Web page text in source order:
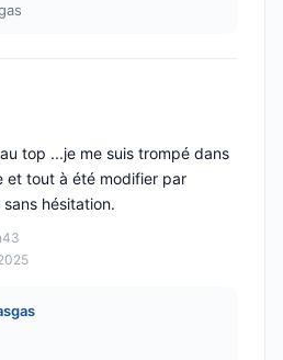
top ...je me suis trompé dans
et tout à été modifier par
hésitation.